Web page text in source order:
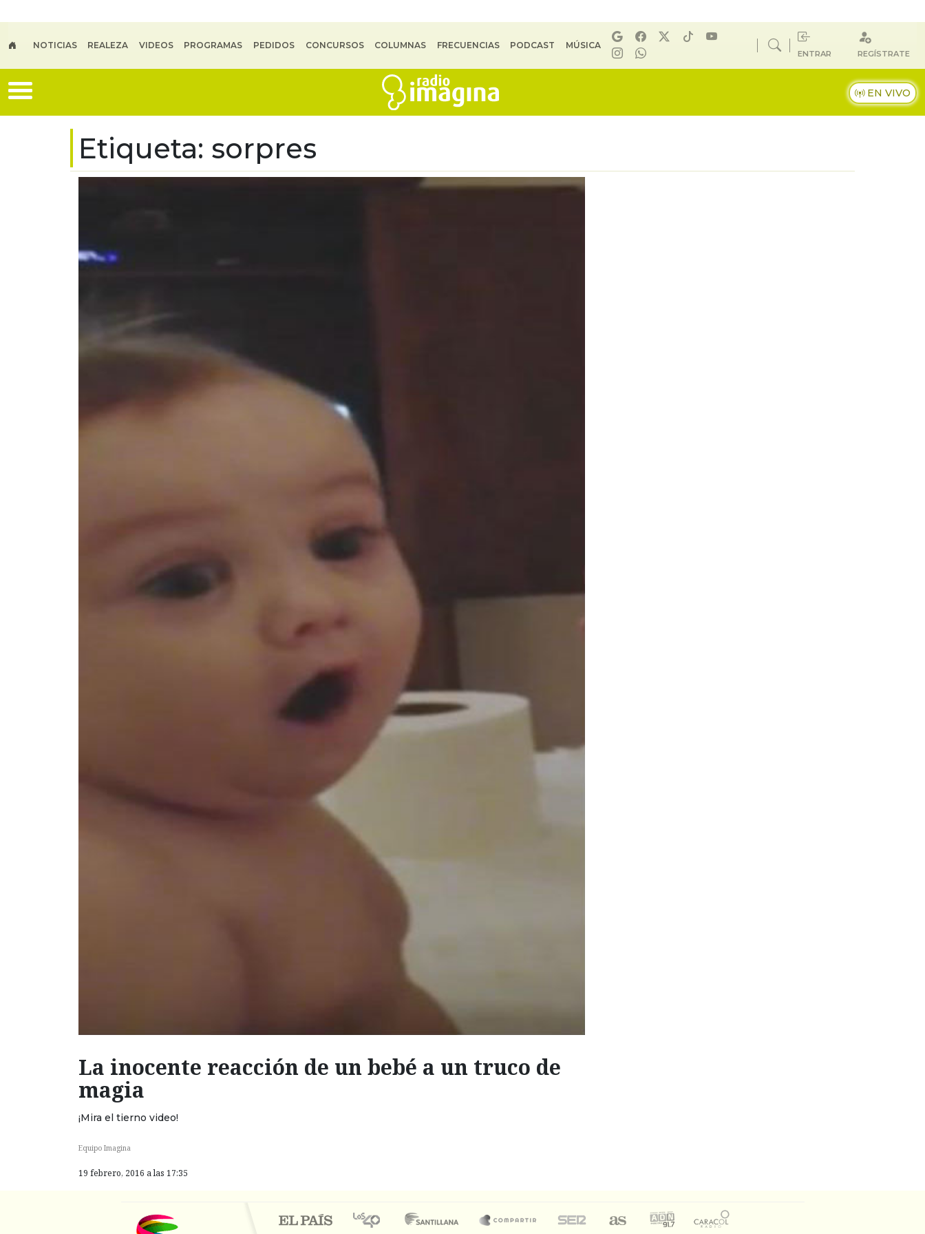
NOTICIAS REALEZA VIDEOS PROGRAMAS PEDIDOS CONCURSOS COLUMNAS FRECUENCIAS PODCAST MÚSICA
ENTRAR REGÍSTRATE
EN VIVO
Etiqueta: sorpres
La inocente reacción de un bebé a un truco de
magia
¡Mira el tierno video!
Equipo Imagina
19 febrero, 2016 a las 17:35